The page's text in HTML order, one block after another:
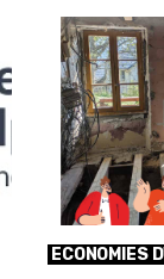
ECONOMIES